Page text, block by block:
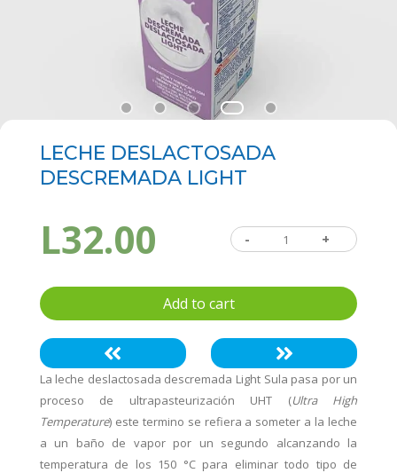
LECHE DESLACTOSADA
DESCREMADA LIGHT
L32.00 -
Leche
quantity
+
Add to cart
La leche deslactosada descremada Light Sula pasa por un
proceso de ultrapasteurización UHT (Ultra High
Temperature) este termino se refiera a someter a la leche
a un baño de vapor por un segundo alcanzando la
temperatura de los 150 °C para eliminar todo tipo de